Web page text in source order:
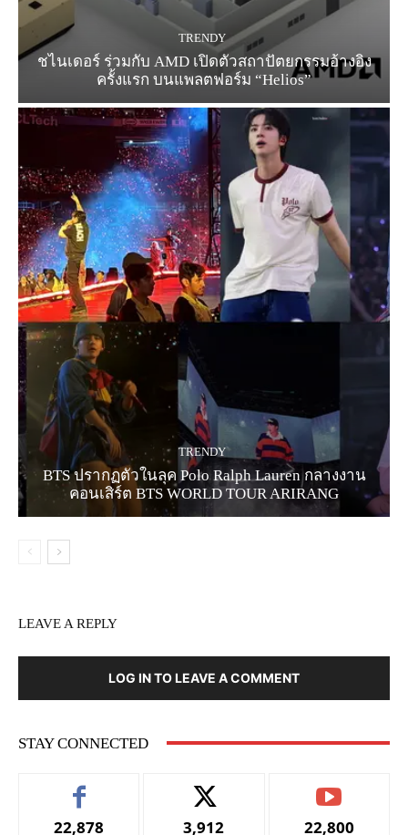
TRENDY
ชไนเดอร์ ร่วมกับ AMD เปิดตัวสถาปัตยกรรมอ้างอิง
ครั้งแรก บนแพลตฟอร์ม “Helios”
TRENDY
BTS ปรากฏตัวในลุค Polo Ralph Lauren กลางงาน
คอนเสิร์ต BTS WORLD TOUR ARIRANG
LEAVE A REPLY
LOG IN TO LEAVE A COMMENT
STAY CONNECTED
22,878 3,912 22,800